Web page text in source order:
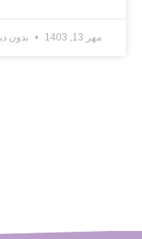
مهر 13, 1403 بدون